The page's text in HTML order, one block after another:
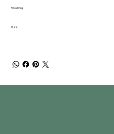
Price €/kg
11.22